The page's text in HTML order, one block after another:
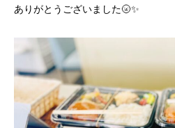
ありがとうございました🌝✨